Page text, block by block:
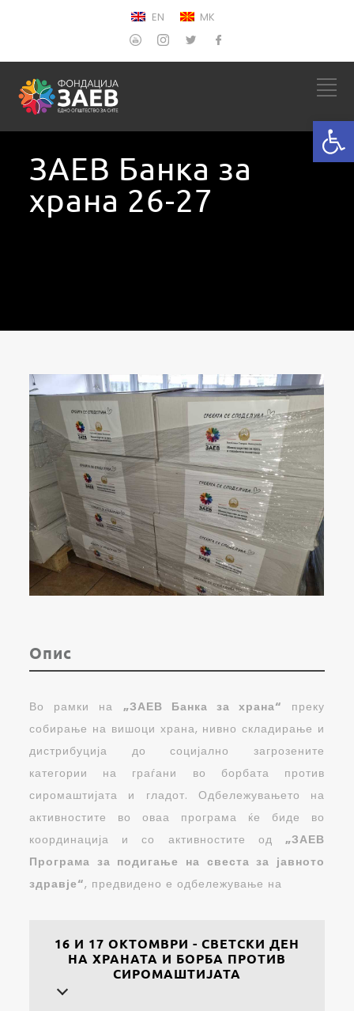
EN MK
ЗАЕВ Банка за
храна 26-27
Опис
Во рамки на „ЗАЕВ Банка за храна“ преку
собирање на вишоци храна, нивно складирање и
дистрибуција до социјално загрозените
категории на граѓани во борбата против
сиромаштијата и гладот. Одбележувањето на
активностите во оваа програма ќе биде во
координација и со активностите од „ЗАЕВ
Програма за подигање на свеста за јавното
здравје“, предвидено е одбележување на
16 И 17 ОКТОМВРИ - СВЕТСКИ ДЕН
НА ХРАНАТА И БОРБА ПРОТИВ
СИРОМАШТИЈАТА